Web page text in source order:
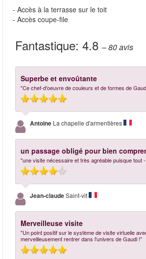
- Accès à la terrasse sur le toit
- Accès coupe-file
Fantastique: 4.8 – 80avis
Superbe et envoûtante
"Ce chef-d'oeuvre de couleurs et de formes de
Antoine La chapelle d'armentières
un passage obligé pour bien
"une visite nécessaire et très agréable puisque
Jean-claudeSaint-vit
Merveilleuse visite
"Un point positif sur le système de visite virtuelle
merveilleusement rentrer dans l'univers de Gaudi !"